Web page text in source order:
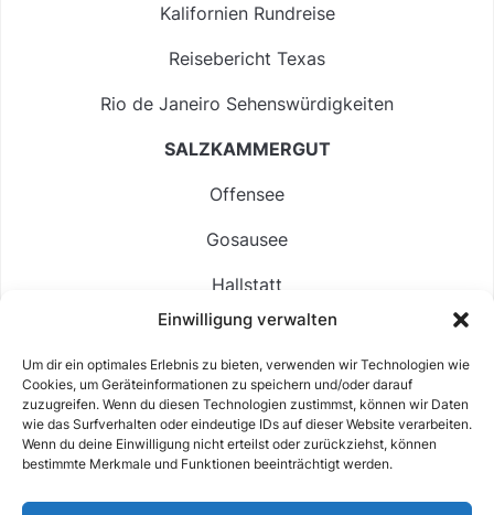
Einwilligung verwalten
Um dir ein optimales Erlebnis zu bieten, verwenden wir Technologien wie
Cookies, um Geräteinformationen zu speichern und/oder darauf
zuzugreifen. Wenn du diesen Technologien zustimmst, können wir Daten
wie das Surfverhalten oder eindeutige IDs auf dieser Website verarbeiten.
Wenn du deine Einwilligung nicht erteilst oder zurückziehst, können
bestimmte Merkmale und Funktionen beeinträchtigt werden.
Kalifornien Rundreise
Reisebericht Texas
Rio de Janeiro Sehenswürdigkeiten
SALZKAMMERGUT
Offensee
Gosausee
Hallstatt
Langbathsee
Altausseer See
Hintersee